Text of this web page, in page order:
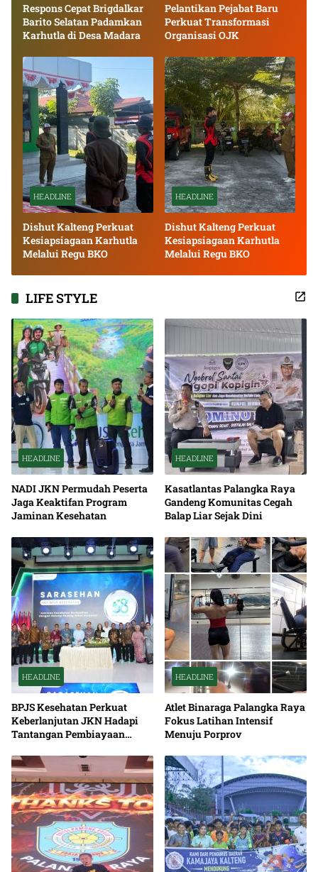
Respons Cepat Brigdalkar
Barito Selatan Padamkan
Karhutla di Desa Madara
Pelantikan Pejabat Baru
Perkuat Transformasi
Organisasi OJK
HEADLINE
Dishut Kalteng Perkuat
Kesiapsiagaan Karhutla
Melalui Regu BKO
HEADLINE
Dishut Kalteng Perkuat
Kesiapsiagaan Karhutla
Melalui Regu BKO
LIFE STYLE
HEADLINE
NADI JKN Permudah Peserta
Jaga Keaktifan Program
Jaminan Kesehatan
HEADLINE
Kasatlantas Palangka Raya
Gandeng Komunitas Cegah
Balap Liar Sejak Dini
HEADLINE
BPJS Kesehatan Perkuat
Keberlanjutan JKN Hadapi
Tantangan Pembiayaan
HEADLINE
Atlet Binaraga Palangka Raya
Fokus Latihan Intensif
Menuju Porprov